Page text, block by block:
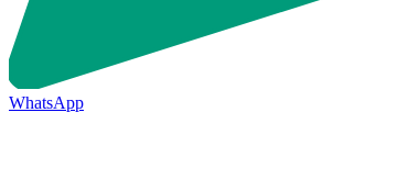
WhatsApp